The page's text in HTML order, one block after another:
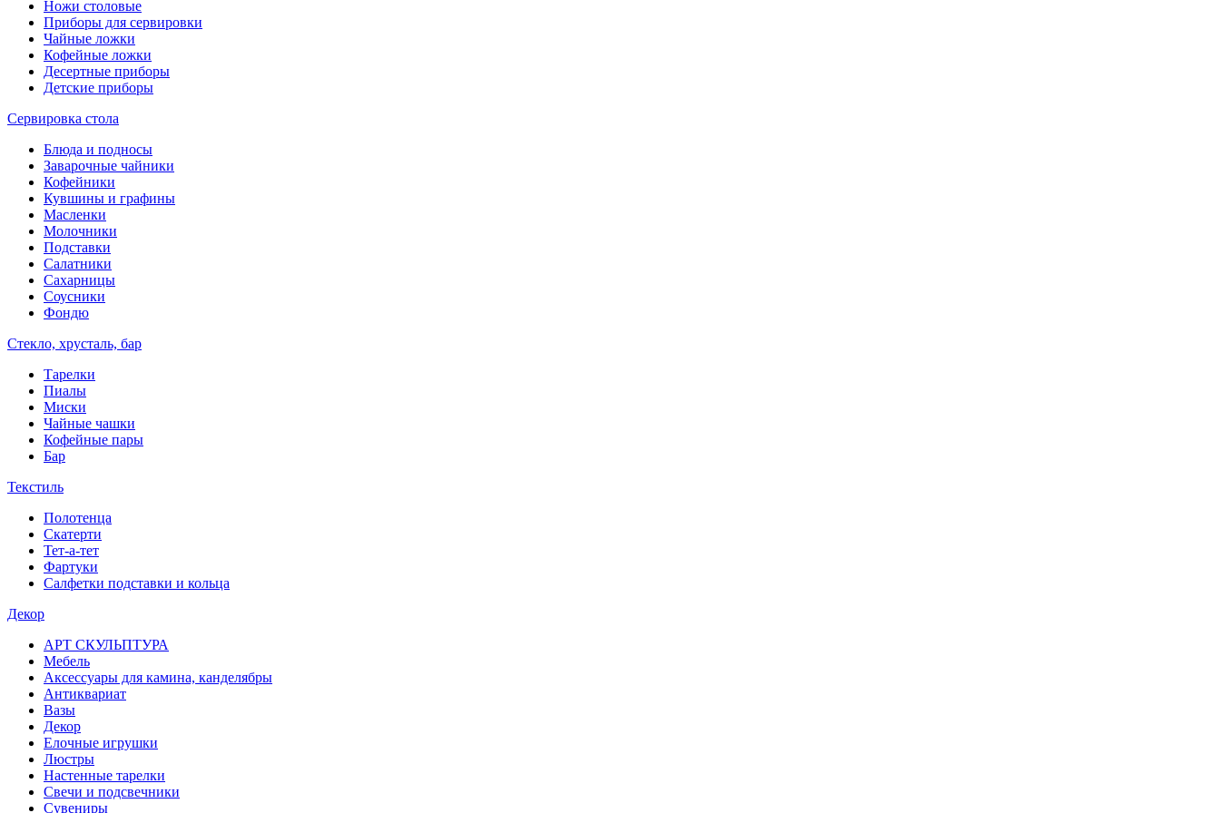
Ножи столовые
Приборы для сервировки
Чайные ложки
Кофейные ложки
Десертные приборы
Детские приборы
Сервировка стола
Блюда и подносы
Заварочные чайники
Кофейники
Кувшины и графины
Масленки
Молочники
Подставки
Салатники
Сахарницы
Соусники
Фондю
Стекло, хрусталь, бар
Тарелки
Пиалы
Миски
Чайные чашки
Кофейные пары
Бар
Текстиль
Полотенца
Скатерти
Тет-а-тет
Фартуки
Салфетки подставки и кольца
Декор
АРТ СКУЛЬПТУРА
Мебель
Аксессуары для камина, канделябры
Антиквариат
Вазы
Декор
Елочные игрушки
Люстры
Настенные тарелки
Свечи и подсвечники
Сувениры